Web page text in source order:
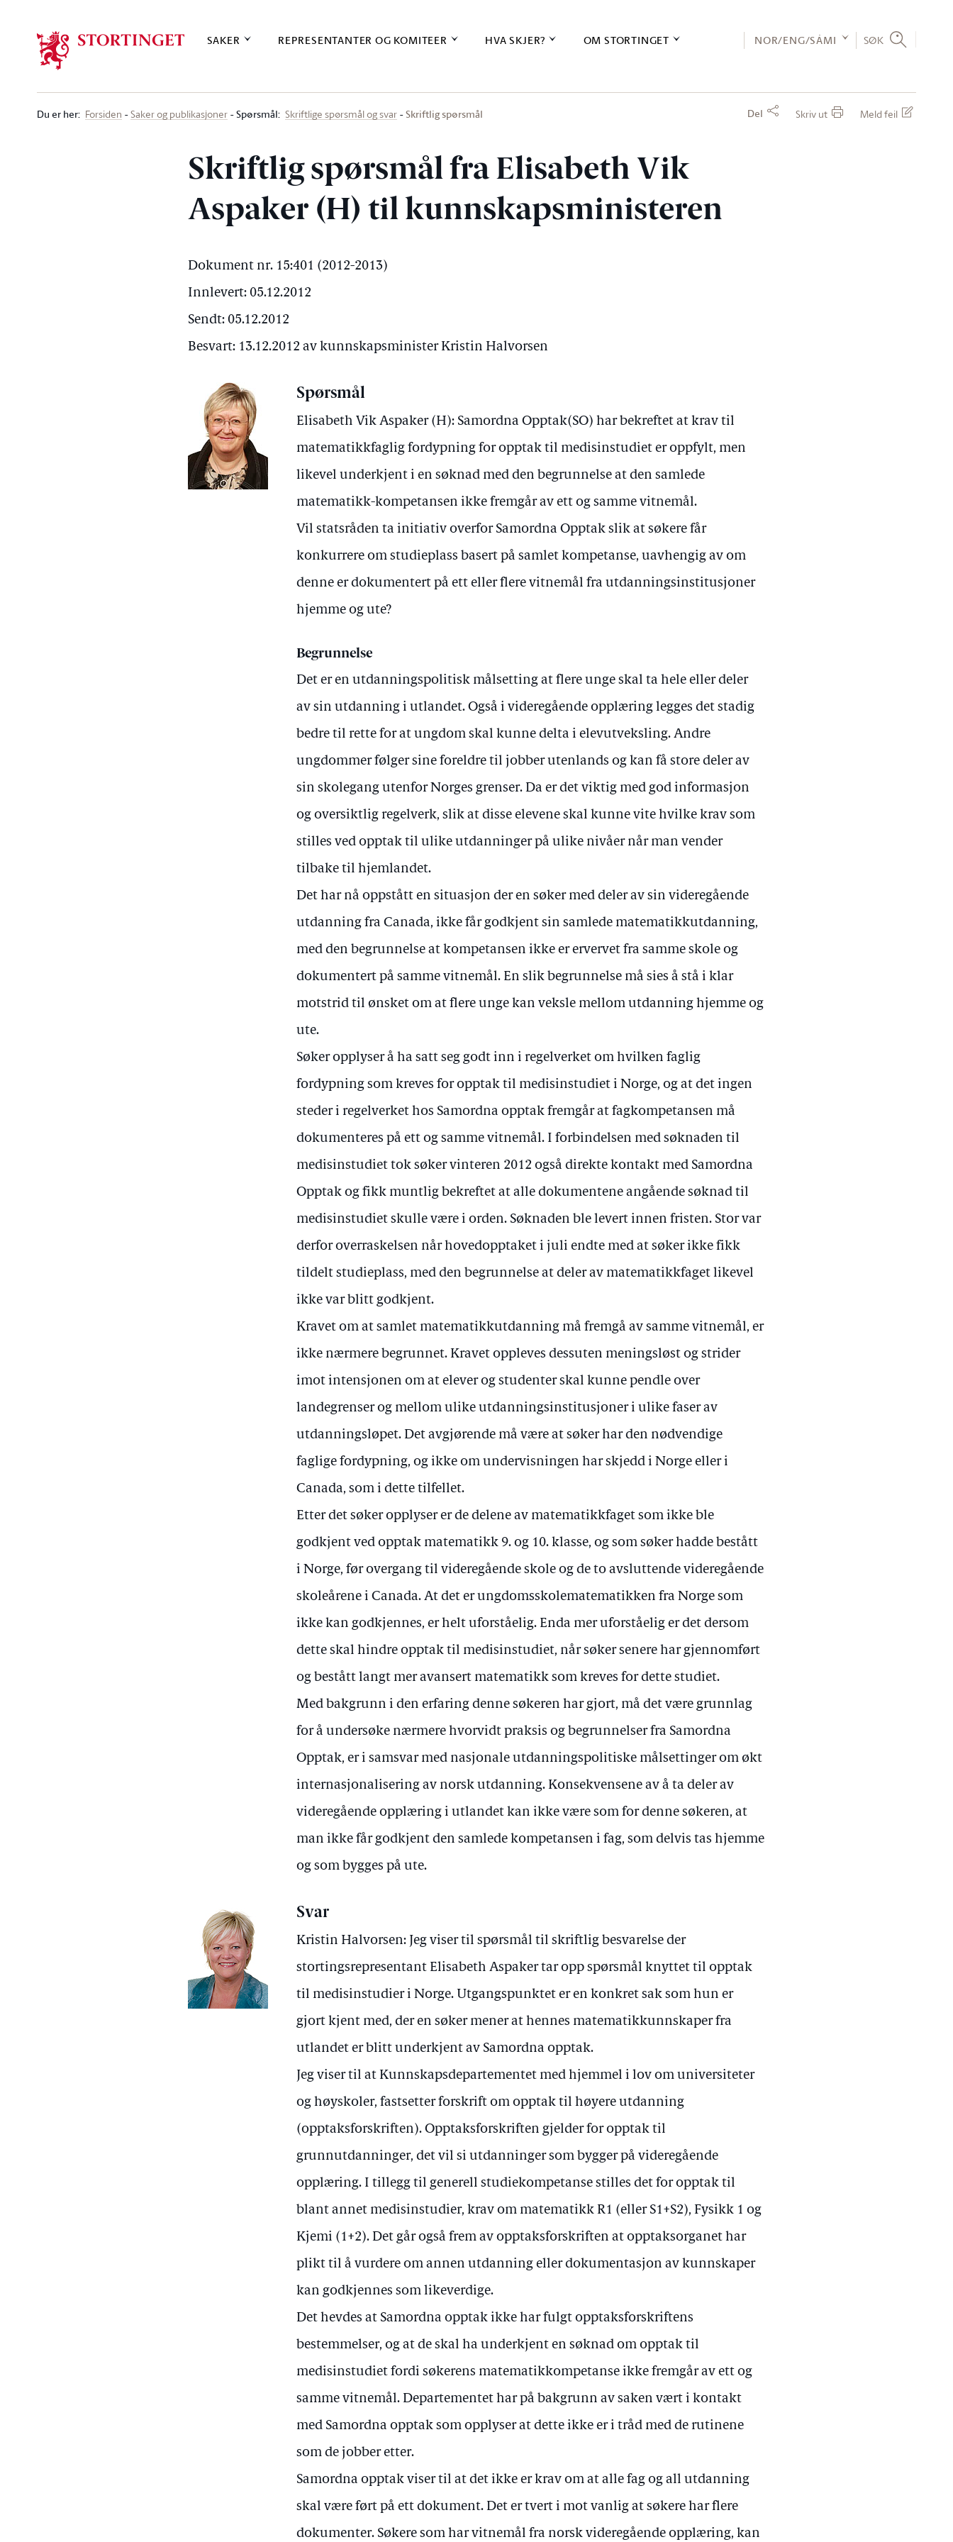
SAKER REPRESENTANTER OG KOMITEER HVA SKJER? OM STORTINGET NOR/ENG/SÁMI SØK
Du er her: Forsiden Saker og publikasjoner Spørsmål: Skriftlige spørsmål og svar Skriftlig spørsmål Del Skriv ut Meld feil
Skriftlig spørsmål fra Elisabeth Vik
Aspaker (H) til kunnskapsministeren
Dokument nr. 15:401 (2012-2013)
Innlevert: 05.12.2012
Sendt: 05.12.2012
Besvart: 13.12.2012 av kunnskapsminister Kristin Halvorsen
Spørsmål
Elisabeth Vik Aspaker (H): Samordna Opptak(SO) har bekreftet at krav til
matematikkfaglig fordypning for opptak til medisinstudiet er oppfylt, men
likevel underkjent i en søknad med den begrunnelse at den samlede
matematikk-kompetansen ikke fremgår av ett og samme vitnemål.
Vil statsråden ta initiativ overfor Samordna Opptak slik at søkere får
konkurrere om studieplass basert på samlet kompetanse, uavhengig av om
denne er dokumentert på ett eller flere vitnemål fra utdanningsinstitusjoner
hjemme og ute?
Begrunnelse
Det er en utdanningspolitisk målsetting at flere unge skal ta hele eller deler
av sin utdanning i utlandet. Også i videregående opplæring legges det stadig
bedre til rette for at ungdom skal kunne delta i elevutveksling. Andre
ungdommer følger sine foreldre til jobber utenlands og kan få store deler av
sin skolegang utenfor Norges grenser. Da er det viktig med god informasjon
og oversiktlig regelverk, slik at disse elevene skal kunne vite hvilke krav som
stilles ved opptak til ulike utdanninger på ulike nivåer når man vender
tilbake til hjemlandet.
Det har nå oppstått en situasjon der en søker med deler av sin videregående
utdanning fra Canada, ikke får godkjent sin samlede matematikkutdanning,
med den begrunnelse at kompetansen ikke er ervervet fra samme skole og
dokumentert på samme vitnemål. En slik begrunnelse må sies å stå i klar
motstrid til ønsket om at flere unge kan veksle mellom utdanning hjemme og
ute.
Søker opplyser å ha satt seg godt inn i regelverket om hvilken faglig
fordypning som kreves for opptak til medisinstudiet i Norge, og at det ingen
steder i regelverket hos Samordna opptak fremgår at fagkompetansen må
dokumenteres på ett og samme vitnemål. I forbindelsen med søknaden til
medisinstudiet tok søker vinteren 2012 også direkte kontakt med Samordna
Opptak og fikk muntlig bekreftet at alle dokumentene angående søknad til
medisinstudiet skulle være i orden. Søknaden ble levert innen fristen. Stor var
derfor overraskelsen når hovedopptaket i juli endte med at søker ikke fikk
tildelt studieplass, med den begrunnelse at deler av matematikkfaget likevel
ikke var blitt godkjent.
Kravet om at samlet matematikkutdanning må fremgå av samme vitnemål, er
ikke nærmere begrunnet. Kravet oppleves dessuten meningsløst og strider
imot intensjonen om at elever og studenter skal kunne pendle over
landegrenser og mellom ulike utdanningsinstitusjoner i ulike faser av
utdanningsløpet. Det avgjørende må være at søker har den nødvendige
faglige fordypning, og ikke om undervisningen har skjedd i Norge eller i
Canada, som i dette tilfellet.
Etter det søker opplyser er de delene av matematikkfaget som ikke ble
godkjent ved opptak matematikk 9. og 10. klasse, og som søker hadde bestått
i Norge, før overgang til videregående skole og de to avsluttende videregående
skoleårene i Canada. At det er ungdomsskolematematikken fra Norge som
ikke kan godkjennes, er helt uforståelig. Enda mer uforståelig er det dersom
dette skal hindre opptak til medisinstudiet, når søker senere har gjennomført
og bestått langt mer avansert matematikk som kreves for dette studiet.
Med bakgrunn i den erfaring denne søkeren har gjort, må det være grunnlag
for å undersøke nærmere hvorvidt praksis og begrunnelser fra Samordna
Opptak, er i samsvar med nasjonale utdanningspolitiske målsettinger om økt
internasjonalisering av norsk utdanning. Konsekvensene av å ta deler av
videregående opplæring i utlandet kan ikke være som for denne søkeren, at
man ikke får godkjent den samlede kompetansen i fag, som delvis tas hjemme
og som bygges på ute.
Svar
Kristin Halvorsen: Jeg viser til spørsmål til skriftlig besvarelse der
stortingsrepresentant Elisabeth Aspaker tar opp spørsmål knyttet til opptak
til medisinstudier i Norge. Utgangspunktet er en konkret sak som hun er
gjort kjent med, der en søker mener at hennes matematikkunnskaper fra
utlandet er blitt underkjent av Samordna opptak.
Jeg viser til at Kunnskapsdepartementet med hjemmel i lov om universiteter
og høyskoler, fastsetter forskrift om opptak til høyere utdanning
(opptaksforskriften). Opptaksforskriften gjelder for opptak til
grunnutdanninger, det vil si utdanninger som bygger på videregående
opplæring. I tillegg til generell studiekompetanse stilles det for opptak til
blant annet medisinstudier, krav om matematikk R1 (eller S1+S2), Fysikk 1 og
Kjemi (1+2). Det går også frem av opptaksforskriften at opptaksorganet har
plikt til å vurdere om annen utdanning eller dokumentasjon av kunnskaper
kan godkjennes som likeverdige.
Det hevdes at Samordna opptak ikke har fulgt opptaksforskriftens
bestemmelser, og at de skal ha underkjent en søknad om opptak til
medisinstudiet fordi søkerens matematikkompetanse ikke fremgår av ett og
samme vitnemål. Departementet har på bakgrunn av saken vært i kontakt
med Samordna opptak som opplyser at dette ikke er i tråd med de rutinene
som de jobber etter.
Samordna opptak viser til at det ikke er krav om at alle fag og all utdanning
skal være ført på ett dokument. Det er tvert i mot vanlig at søkere har flere
dokumenter. Søkere som har vitnemål fra norsk videregående opplæring, kan